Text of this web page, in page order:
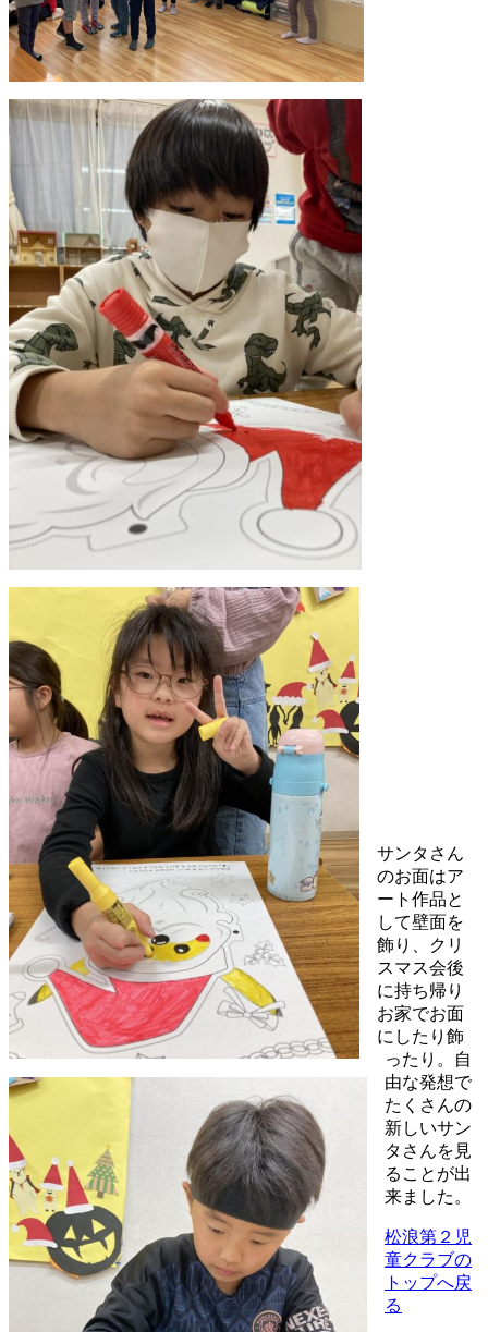
サンタさん
のお面はア
ート作品と
して壁面を
飾り、クリ
スマス会後
に持ち帰り
お家でお面
にしたり飾
ったり。自
由な発想で
たくさんの
新しいサン
タさんを見
ることが出
来ました。
松浪第２児
童クラブの
トップへ戻
る